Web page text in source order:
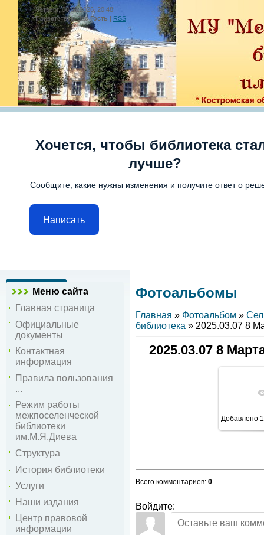
Четверг, 06.08.2026, 20:48
Приветствую Вас Гость | RSS
Хочется, чтобы библиотека
лучше?
Сообщите, какие нужны изменения и получите ответ о
Написать
Меню сайта
Главная страница
Официальные
документы
Контактная
информация
Правила пользования
...
Режим работы
межпоселенческой
библиотеки
им.М.Я.Диева
Структура
История библиотеки
Услуги
Наши издания
Центр правовой
информации
Фотоальбомы
Главная » Фотоальбом »
библиотека » 2025.03.07 8
2025.03.07 8
В
Добавлено
Всего комментариев: 0
Войдите: